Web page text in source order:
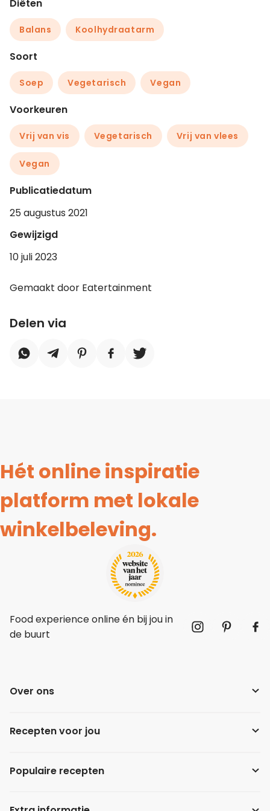
Diëten
Balans Koolhydraatarm
Soort
Soep Vegetarisch Vegan
Voorkeuren
Vrij van vis Vegetarisch Vrij van vlees
Vegan
Publicatiedatum
25 augustus 2021
Gewijzigd
10 juli 2023
Gemaakt door Eatertainment
Delen via
Hét online inspiratie
platform met lokale
winkelbeleving.
Food experience online én bij jou in
de buurt
Over ons
Recepten voor jou
Populaire recepten